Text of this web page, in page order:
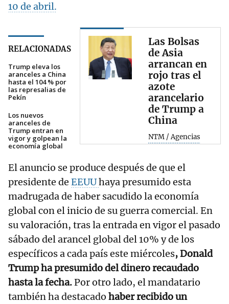
10 de abril.
RELACIONADAS
Trump eleva los
aranceles a China
hasta el 104 % por
las represalias de
Pekín
Los nuevos
aranceles de
Trump entran en
vigor y golpean la
economía global
Las Bolsas
de Asia
arrancan en
rojo tras el
azote
arancelario
de Trump a
China
NTM / Agencias
El anuncio se produce después de que el
presidente de EEUUhaya presumido esta
madrugada de haber sacudido la economía
global con el inicio de su guerra comercial. En
su valoración, tras la entrada en vigor el pasado
sábado del arancel global del 10% y de los
específicos a cada país este miércoles, Donald
Trump ha presumido del dinero recaudado
hasta la fecha.Por otro lado, el mandatario
también ha destacado haber recibido un